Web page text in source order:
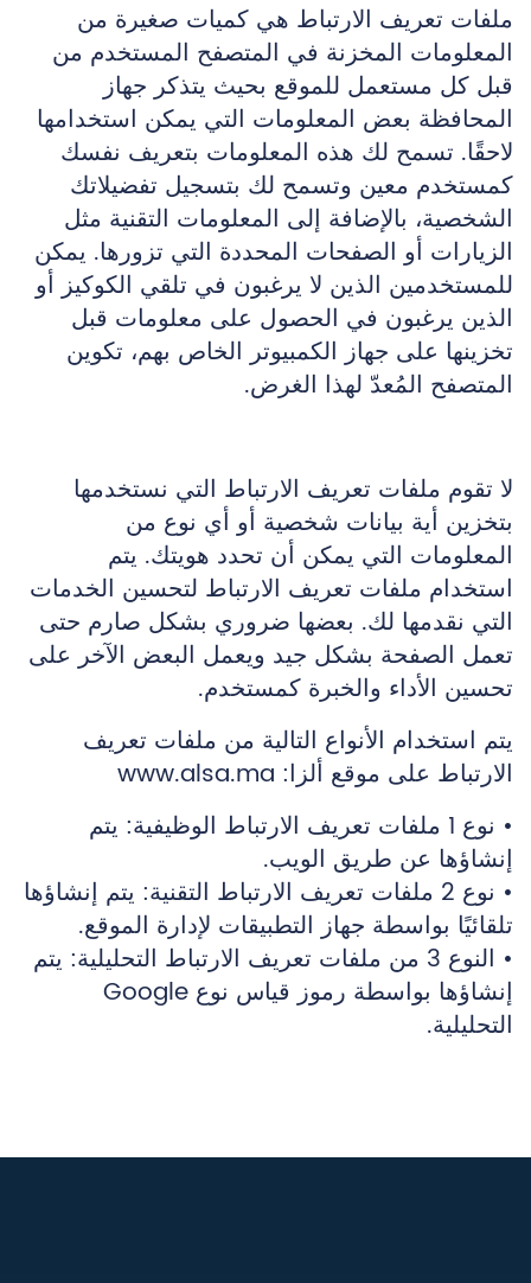
ملفات تعريف الارتباط هي كميات صغيرة من
المعلومات المخزنة في المتصفح المستخدم من
قبل كل مستعمل للموقع بحيث يتذكر جهاز
المحافظة بعض المعلومات التي يمكن استخدامها
لاحقًا. تسمح لك هذه المعلومات بتعريف نفسك
كمستخدم معين وتسمح لك بتسجيل تفضيلاتك
الشخصية، بالإضافة إلى المعلومات التقنية مثل
الزيارات أو الصفحات المحددة التي تزورها. يمكن
للمستخدمين الذين لا يرغبون في تلقي الكوكيز أو
الذين يرغبون في الحصول على معلومات قبل
تخزينها على جهاز الكمبيوتر الخاص بهم، تكوين
المتصفح المُعدّ لهذا الغرض.
لا تقوم ملفات تعريف الارتباط التي نستخدمها
بتخزين أية بيانات شخصية أو أي نوع من
المعلومات التي يمكن أن تحدد هويتك. يتم
استخدام ملفات تعريف الارتباط لتحسين الخدمات
التي نقدمها لك. بعضها ضروري بشكل صارم حتى
تعمل الصفحة بشكل جيد ويعمل البعض الآخر على
تحسين الأداء والخبرة كمستخدم.
يتم استخدام الأنواع التالية من ملفات تعريف
الارتباط على موقع ألزا: www.alsa.ma
• نوع 1 ملفات تعريف الارتباط الوظيفية: يتم
إنشاؤها عن طريق الويب.
• نوع 2 ملفات تعريف الارتباط التقنية: يتم إنشاؤها
تلقائيًا بواسطة جهاز التطبيقات لإدارة الموقع.
• النوع 3 من ملفات تعريف الارتباط التحليلية: يتم
إنشاؤها بواسطة رموز قياس نوع Google
التحليلية.